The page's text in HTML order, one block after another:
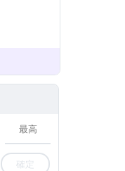
確定